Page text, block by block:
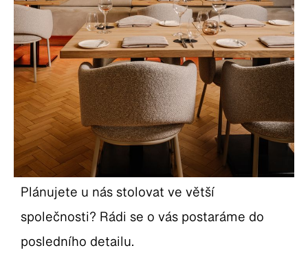
Plánujete u nás stolovat ve větší
společnosti? Rádi se o vás postaráme do
posledního detailu.